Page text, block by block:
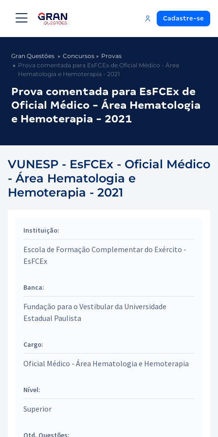
Cadastre-se
Gran Questões Concursos
Provas
Prova comentada para EsFCEx de Oficial Médico - Área
Hematologia e Hemoterapia - 2021
Prova comentada para EsFCEx de
Oficial Médico - Área Hematologia
e Hemoterapia - 2021
VUNESP - EsFCEx - Oficial Médico
- Área Hematologia e
Hemoterapia - 2021
Instituição:
Escola de Formação Complementar do Exército -
EsFCEx
Banca:
Fundação para o Vestibular da Universidade
Estadual Paulista
Cargo:
Oficial Médico - Área Hematologia e Hemoterapia
Nível:
Superior
Qtd. Questões: